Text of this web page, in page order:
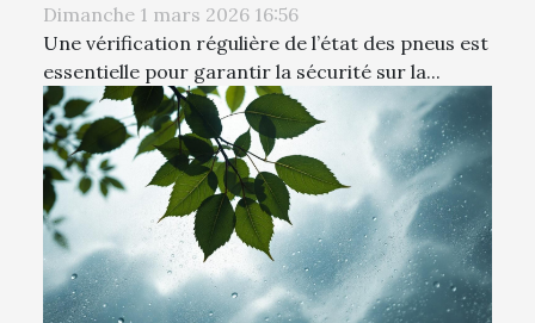
Dimanche 1 mars 2026 16:56
Une vérification régulière de l’état des pneus est
essentielle pour garantir la sécurité sur la...